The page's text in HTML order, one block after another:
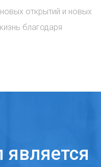
открытий и новых
благодаря